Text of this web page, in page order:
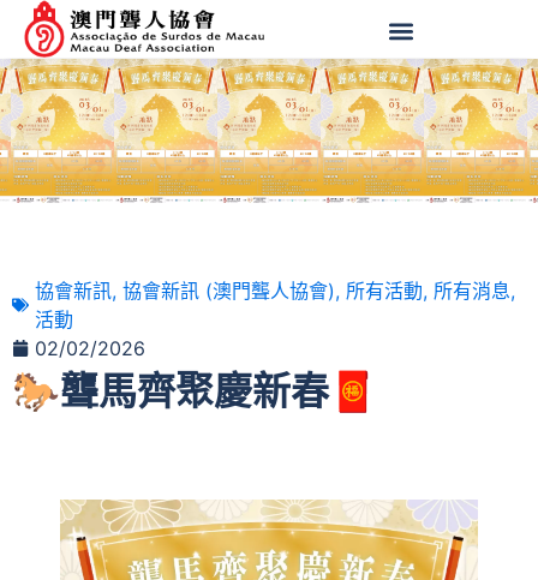
協會新訊, 協會新訊 (澳門聾人協會), 所有活動, 所有消息,
活動
02/02/2026
🐎聾馬齊聚慶新春🧧